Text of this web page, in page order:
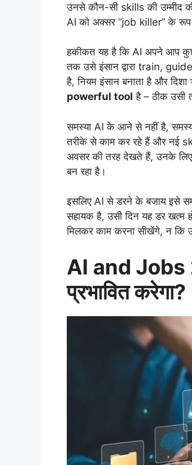
उनसे कौन-सी skills की उम्मीद
AI को अक्सर “job killer” के रूप
हकीकत यह है कि AI अपने आप
तक उसे इंसान द्वारा train,
है, नियम इंसान बनाता है और
powerful tool है – ठीक उसी
समस्या AI के आने से नहीं है,
तरीके से काम कर रहे हैं और नई
अवसर की तरह देखते हैं, उनके
बन रहा है।
इसलिए AI से डरने के बजाय इसे
सहायक है, उसी दिन यह डर खत्म
मिलकर काम करना सीखेंगे, न
AI and Jobs
प्रभावित करेगा?